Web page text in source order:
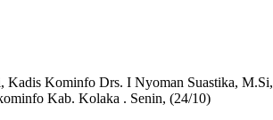
Kominfo Drs. I Nyoman Suastika, M.Si,
Kab. Kolaka . Senin, (24/10)